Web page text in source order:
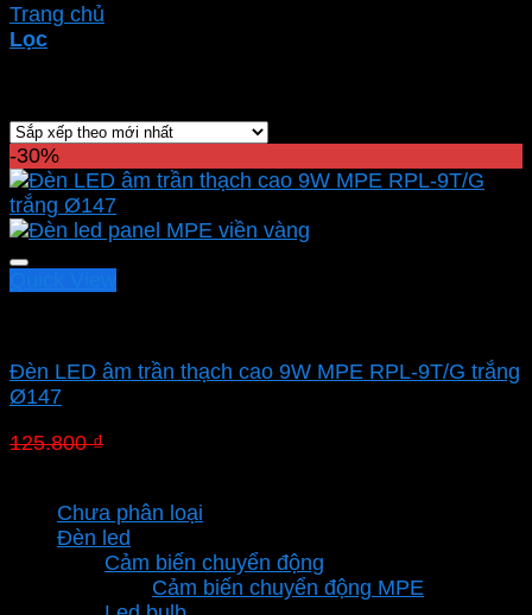
Trang chủ
Lọc
-30%
Đèn LED âm trần thạch cao 9W MPE RPL-9T/G trắng
Ø147
125.800₫
125.800 ₫.
là:
Chưa phân loại
Đèn led
Cảm biến chuyển động
Cảm biến chuyển động MPE